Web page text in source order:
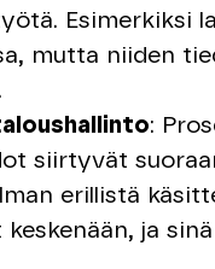
Esimerkiksi
mutta niiden
:
siirtyvät
erillistä
keskenään, ja